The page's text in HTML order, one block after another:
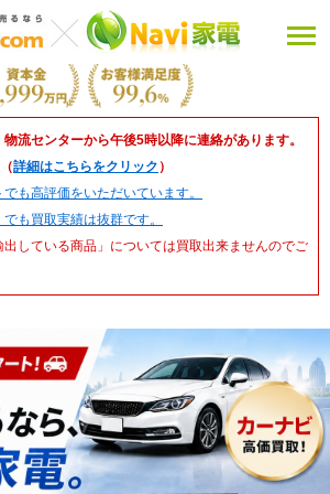
流センターから午後5時以降に連絡があります。
詳細はこちらをクリック ）
でも高評価をいただいています。
でも買取実績は抜群です。
している商品」については買取出来ませんのでご